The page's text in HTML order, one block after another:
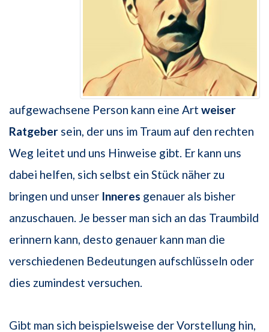
aufgewachsene Person kann eine Art weiser
Ratgeber sein, der uns im Traum auf den rechten
Weg leitet und uns Hinweise gibt. Er kann uns
dabei helfen, sich selbst ein Stück näher zu
bringen und unser Inneres genauer als bisher
anzuschauen. Je besser man sich an das Traumbild
erinnern kann, desto genauer kann man die
verschiedenen Bedeutungen aufschlüsseln oder
dies zumindest versuchen.
Gibt man sich beispielsweise der Vorstellung hin,